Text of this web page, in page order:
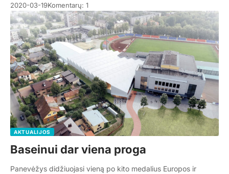
2020-03-19Komentarų: 1
AKTUALIJOS
Baseinui dar viena proga
Panevėžys didžiuojasi vieną po kito medalius Europos ir